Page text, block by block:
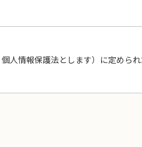
人情報保護法とします）に定めら